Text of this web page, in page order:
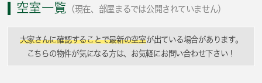
空室一覧 （現在、部屋まるでは公開されていません）
大家さんに確認することで最新の空室が出ている場合があります。
こちらの物件が気になる方は、お気軽にお問い合わせ下さい！